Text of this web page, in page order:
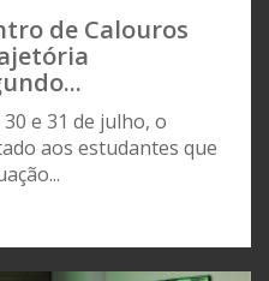
de Calouros
e 31 de julho, o
aos estudantes que